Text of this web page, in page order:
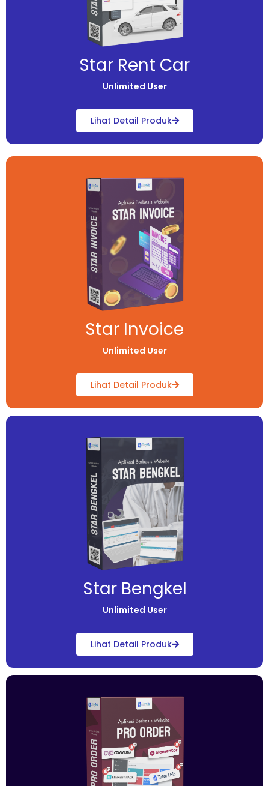
Star Rent Car
Unlimited User
Lihat Detail Produk
Star Invoice
Unlimited User
Lihat Detail Produk
Star Bengkel
Unlimited User
Lihat Detail Produk